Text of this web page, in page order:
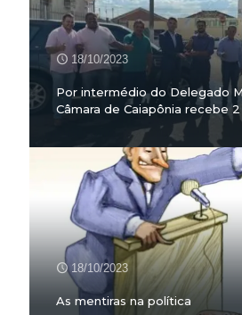
18/10/2023
Por intermédio do Delegado
Câmara de Caiapônia recebe
18/10/2023
As mentiras na política